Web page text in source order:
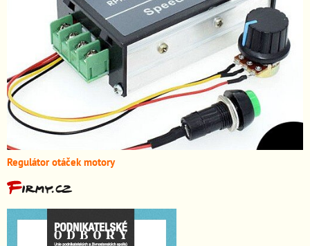
Regulátor otáček motory